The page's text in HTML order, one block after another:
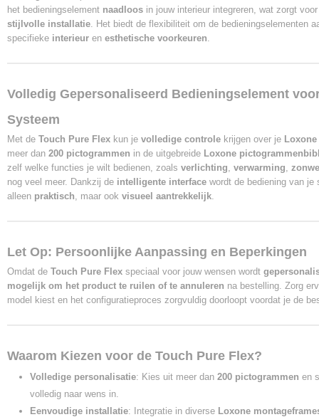
het bedieningselement naadloos in jouw interieur integreren, wat zorgt
stijlvolle installatie. Het biedt de flexibiliteit om de bedieningselementen
specifieke interieur en esthetische voorkeuren.
Volledig Gepersonaliseerd Bedieningselement
Systeem
Met de Touch Pure Flex kun je volledige controle krijgen over je
meer dan 200 pictogrammen in de uitgebreide Loxone
zelf welke functies je wilt bedienen, zoals verlichting, verwarming,
nog veel meer. Dankzij de intelligente interface wordt de bediening van
alleen praktisch, maar ook visueel aantrekkelijk.
Let Op: Persoonlijke Aanpassing en Beperkingen
Omdat de Touch Pure Flex speciaal voor jouw wensen wordt
mogelijk om het product te ruilen of te annuleren na bestelling. Zorg
model kiest en het configuratieproces zorgvuldig doorloopt voordat je de
Waarom Kiezen voor de Touch Pure Flex?
Volledige personalisatie: Kies uit meer dan 200 pictogrammen en
volledig naar wens in.
Eenvoudige installatie: Integratie in diverse Loxone